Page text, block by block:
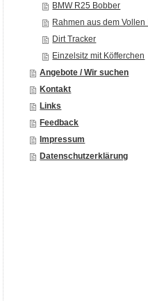
BMW R25 Bobber
Rahmen aus dem Vollen
Dirt Tracker
Einzelsitz mit Köfferchen
Angebote / Wir suchen
Kontakt
Links
Feedback
Impressum
Datenschutzerklärung